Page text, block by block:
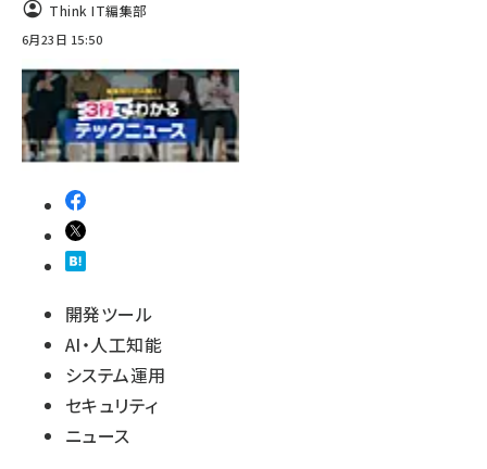
Think IT編集部
6月23日 15:50
開発ツール
AI・人工知能
システム運用
セキュリティ
ニュース